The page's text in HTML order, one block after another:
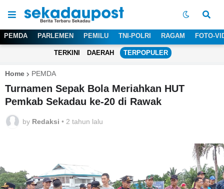
PEMDA PARLEMEN PEMILU TNI-POLRI RAGAM FOTO-
TERKINI DAERAH TERPOPULER
Home PEMDA
Turnamen Sepak Bola Meriahkan HUT
Pemkab Sekadau ke-20 di Rawak
by Redaksi • 2 tahun lalu